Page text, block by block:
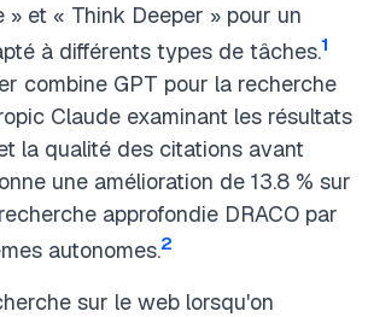
» et « Think Deeper » pour un
à différents types de tâches.1
combine GPT pour la recherche
Claude examinant les résultats
la qualité des citations avant
une amélioration de 13.8 % sur
approfondie DRACO par
autonomes.2
sur le web lorsqu'on